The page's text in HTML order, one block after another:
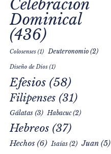
Celebración
Dominical
(436)
Colosenses(1) Deuteronomio(2)
Diseño de Dios(1)
Efesios (58)
Filipenses(31)
Gálatas(3) Habacuc(2)
Hebreos(37)
Hechos(6) Isaías(2) Juan(5)